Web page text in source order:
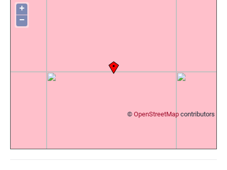
+
−
© OpenStreetMap contributors